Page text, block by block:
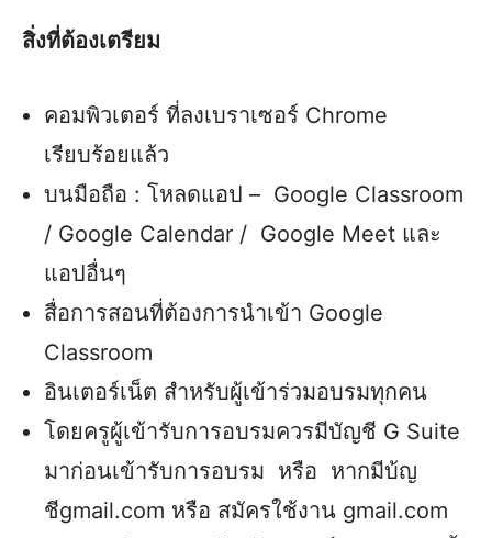
สิ่งที่ต้องเตรียม
คอมพิวเตอร์ ที่ลงเบราเซอร์ Chrome
เรียบร้อยแล้ว
บนมือถือ : โหลดแอป – Google Classroom
/ Google Calendar / Google Meet และ
แอปอื่นๆ
สื่อการสอนที่ต้องการนำเข้า Google
Classroom
อินเตอร์เน็ต สำหรับผู้เข้าร่วมอบรมทุกคน
โดยครูผู้เข้ารับการอบรมควรมีบัญชี G Suite
มาก่อนเข้ารับการอบรม หรือ หากมีบ้ญ
ชีgmail.com หรือ สมัครใช้งาน gmail.com